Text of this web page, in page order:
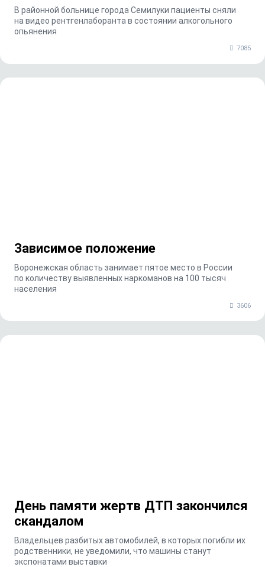
В районной больнице города Семилуки пациенты сняли
на видео рентгенлаборанта в состоянии алкогольного
опьянения
7085
Зависимое положение
Воронежская область занимает пятое место в России
по количеству выявленных наркоманов на 100 тысяч
населения
3606
День памяти жертв ДТП закончился
скандалом
Владельцев разбитых автомобилей, в которых погибли их
родственники, не уведомили, что машины станут
экспонатами выставки